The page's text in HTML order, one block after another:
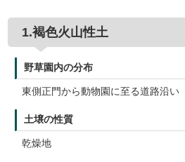
1.褐色火山性土
野草園内の分布
東側正門から動物園に至る道路沿い
土壌の性質
乾燥地